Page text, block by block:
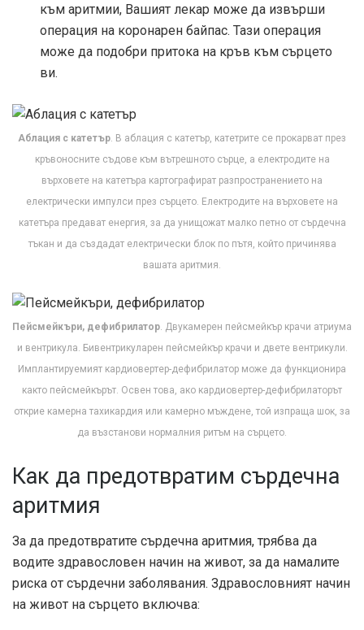
към аритмии, Вашият лекар може да извърши
операция на коронарен байпас. Тази операция
може да подобри притока на кръв към сърцето
ви.
Аблация с катетър. В аблация с катетър, катетрите се прокарват през
кръвоносните съдове към вътрешното сърце, а електродите на
върховете на катетъра картографират разпространението на
електрически импулси през сърцето. Електродите на върховете на
катетъра предават енергия, за да унищожат малко петно ​​от сърдечна
тъкан и да създадат електрически блок по пътя, който причинява
вашата аритмия.
Пейсмейкъри, дефибрилатор. Двукамерен пейсмейкър крачи атриума
и вентрикула. Бивентрикуларен пейсмейкър крачи и двете вентрикули.
Имплантируемият кардиовертер-дефибрилатор може да функционира
както пейсмейкърът. Освен това, ако кардиовертер-дефибрилаторът
открие камерна тахикардия или камерно мъждене, той изпраща шок, за
да възстанови нормалния ритъм на сърцето.
Как да предотвратим сърдечна
аритмия
За да предотвратите сърдечна аритмия, трябва да
водите здравословен начин на живот, за да намалите
риска от сърдечни заболявания. Здравословният начин
на живот на сърцето включва: